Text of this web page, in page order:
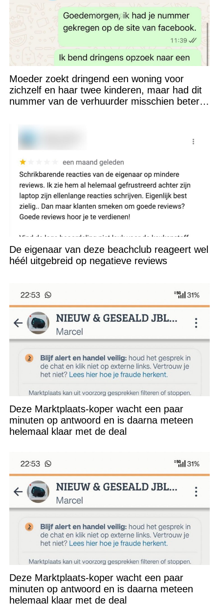
Moeder zoekt dringend een woning voor
zichzelf en haar twee kinderen, maar had dit
nummer van de verhuurder misschien beter
De eigenaar van deze beachclub reageert wel
héél uitgebreid op negatieve reviews
Deze Marktplaats-koper wacht een paar
minuten op antwoord en is daarna meteen
helemaal klaar met de deal
Deze Marktplaats-koper wacht een paar
minuten op antwoord en is daarna meteen
helemaal klaar met de deal